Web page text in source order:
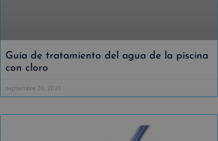
Guía de tratamiento del agua de la piscina
con cloro
septiembre 20, 2021